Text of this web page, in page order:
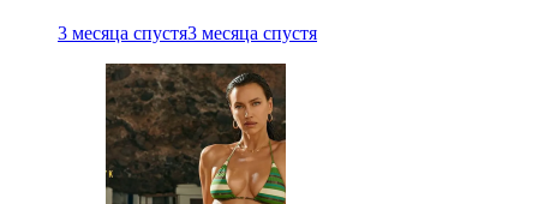
3 месяца спустя3 месяца спустя